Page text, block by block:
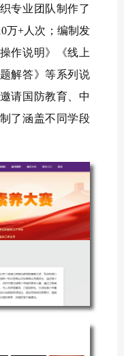
专业团队制作了
万+人次；编制发
作说明》《线上
解答》等系列说
请国防教育、中
了涵盖不同学段